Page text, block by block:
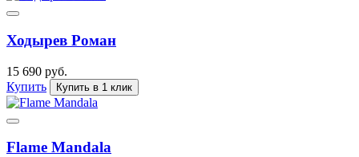
Ходырев Роман
15 690 руб.
Купить
Купить в 1 клик
Flame Mandala